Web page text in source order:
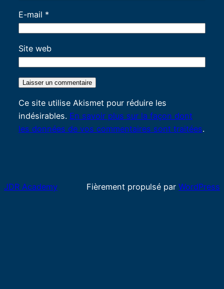
E-mail *
Site web
Ce site utilise Akismet pour réduire les
indésirables. En savoir plus sur la façon dont
les données de vos commentaires sont traitées.
JDR Academy Fièrement propulsé par WordPress